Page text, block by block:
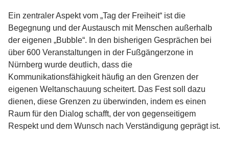
Ein zentraler Aspekt vom „Tag der Freiheit“ ist die
Begegnung und der Austausch mit Menschen außerhalb
der eigenen „Bubble“. In den bisherigen Gesprächen bei
über 600 Veranstaltungen in der Fußgängerzone in
Nürnberg wurde deutlich, dass die
Kommunikationsfähigkeit häufig an den Grenzen der
eigenen Weltanschauung scheitert. Das Fest soll dazu
dienen, diese Grenzen zu überwinden, indem es einen
Raum für den Dialog schafft, der von gegenseitigem
Respekt und dem Wunsch nach Verständigung geprägt ist.